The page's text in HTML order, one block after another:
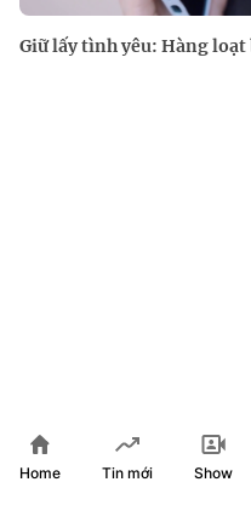
Giữ lấy tình yêu: Hàng loạt
Home Tin mới Show